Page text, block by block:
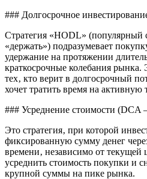
### Долгосрочное
Стратегия «HODL» (популярный
«держать») подразумевает
удержание на протяжении
краткосрочные колебания рынка.
тех‚ кто верит в долгосрочный
хочет тратить время на активную
### Усреднение стоимости
Это стратегия‚ при которой
фиксированную сумму денег
времени‚ независимо от текущей
усреднить стоимость покупки и
крупной суммы на пике рынка.